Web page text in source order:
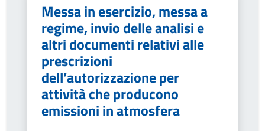
Messa in esercizio, messa a
regime, invio delle analisi e
altri documenti relativi alle
prescrizioni
dell’autorizzazione per
attività che producono
emissioni in atmosfera